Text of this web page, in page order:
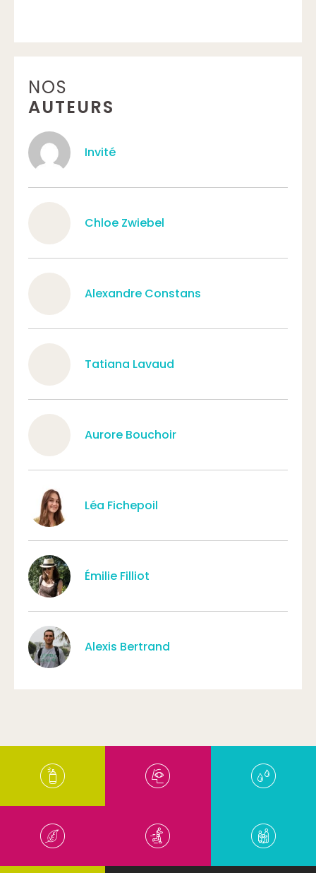
NOS
AUTEURS
Invité
Chloe Zwiebel
Alexandre Constans
Tatiana Lavaud
Aurore Bouchoir
Léa Fichepoil
Émilie Filliot
Alexis Bertrand